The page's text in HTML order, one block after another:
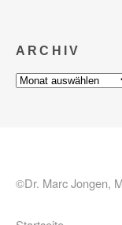
ARCHIV
Archiv
©Dr. Marc Jongen,